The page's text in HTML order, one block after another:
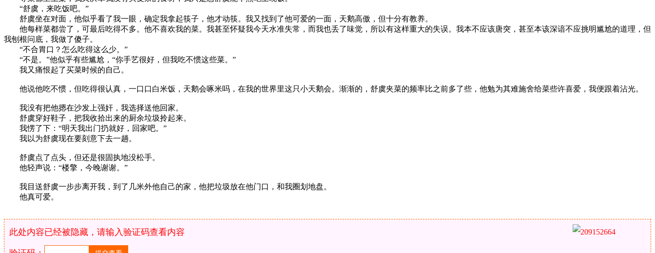
“舒虞，来吃饭吧。”
舒虞坐在对面，他似乎看了我一眼，确定我拿起筷子，他才动筷。我又找到了他可爱的一面，天鹅高傲，但十分有教养。
他每样菜都尝了，可最后吃得不多。他不喜欢我的菜。我甚至怀疑我今天水准失常，而我也丢了味觉，所以有这样重大的失误。我本不应该唐突，甚至本该深谙不应挑明尴尬的道理，但
我刨根问底，我做了傻子。
“不合胃口？怎么吃得这么少。”
“不是。”他似乎有些尴尬，“你手艺很好，但我吃不惯这些菜。”
我又痛恨起了买菜时候的自己。
他说他吃不惯，但吃得很认真，一口口白米饭，天鹅会啄米吗，在我的世界里这只小天鹅会。渐渐的，舒虞夹菜的频率比之前多了些，他勉为其难施舍给菜些许喜爱，我便跟着沾光。
我没有把他摁在沙发上强奸，我选择送他回家。
舒虞穿好鞋子，把我收拾出来的厨余垃圾拎起来。
我愣了下：“明天我出门扔就好，回家吧。”
我以为舒虞现在要刻意下去一趟。
舒虞点了点头，但还是很固执地没松手。
他轻声说：“楼擎，今晚谢谢。”
我目送舒虞一步步离开我，到了几米外他自己的家，他把垃圾放在他门口，和我圈划地盘。
他真可爱。
此处内容已经被隐藏，请输入验证码查看内容